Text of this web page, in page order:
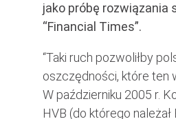
jako próbę rozwiązania
“Financial Times”.
“Taki ruch pozwoliłby
oszczędności, które ten
W październiku 2005 r.
HVB (do którego należał